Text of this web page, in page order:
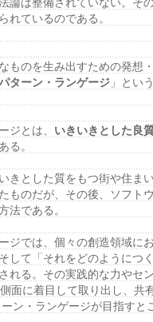
れているのである。
ものを生み出すための発想
ターン・ランゲージ 」とい
ジとは、 いきいきとした良
る。
きとした質をもつ街や住ま
ものだが、その後、ソフト
法である。
ジでは、個々の創造領域に
して「それをどのようにつ
れる。その実践的な力やセ
面に着目して取り出し、共
・ランゲージが目指すと